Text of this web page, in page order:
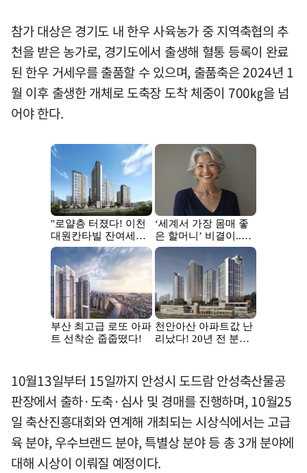
참가 대상은 경기도 내 한우 사육농가 중 지역축협의 추
천을 받은 농가로, 경기도에서 출생해 혈통 등록이 완료
된 한우 거세우를 출품할 수 있으며, 출품축은 2024년 1
월 이후 출생한 개체로 도축장 도착 체중이 700㎏을 넘
어야 한다.
10월13일부터 15일까지 안성시 도드람 안성축산물공
판장에서 출하·도축·심사 및 경매를 진행하며, 10월25
일 축산진흥대회와 연계해 개최되는 시상식에서는 고급
육 분야, 우수브랜드 분야, 특별상 분야 등 총 3개 분야에
대해 시상이 이뤄질 예정이다.